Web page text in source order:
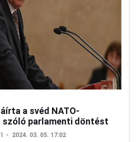
a svéd NATO-
parlamenti döntést
2024. 03. 05. 17:02